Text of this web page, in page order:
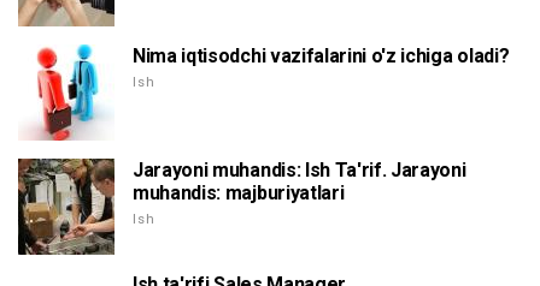
Nima iqtisodchi vazifalarini o'z ichiga oladi?
Ish
Jarayoni muhandis: Ish Ta'rif. Jarayoni
muhandis: majburiyatlari
Ish